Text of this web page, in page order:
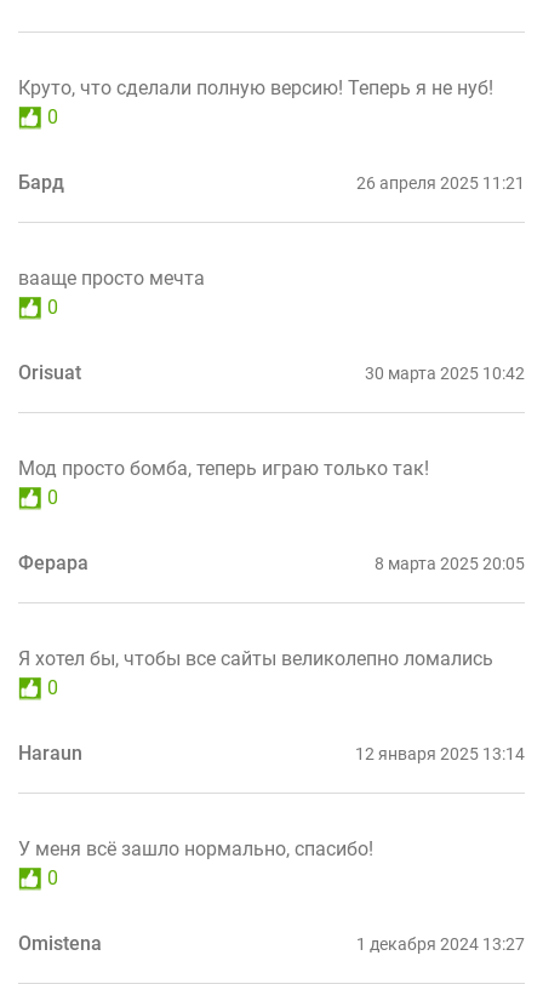
Круто, что сделали полную версию! Теперь я не нуб!
0
Бард 26 апреля 2025 11:21
вааще просто мечта
0
Orisuat 30 марта 2025 10:42
Мод просто бомба, теперь играю только так!
0
Ферара 8 марта 2025 20:05
Я хотел бы, чтобы все сайты великолепно ломались
0
Haraun 12 января 2025 13:14
У меня всё зашло нормально, спасибо!
0
Omistena 1 декабря 2024 13:27